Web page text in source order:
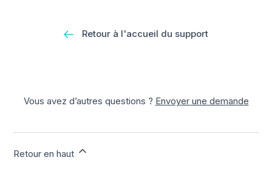
Retour à l'accueil du support
Vous avez d’autres questions ? Envoyer une demande
Retour en haut